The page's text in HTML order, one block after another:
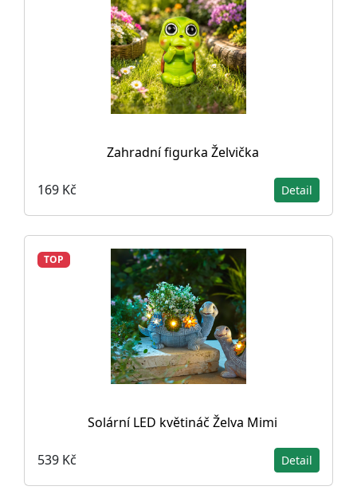
Zahradní figurka Želvička
169 Kč Detail
TOP
Solární LED květináč Želva Mimi
539 Kč Detail